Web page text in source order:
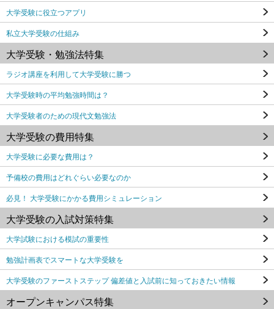
大学受験に役立つアプリ
私立大学受験の仕組み
大学受験・勉強法特集
ラジオ講座を利用して大学受験に勝つ
大学受験時の平均勉強時間は？
大学受験者のための現代文勉強法
大学受験の費用特集
大学受験に必要な費用は？
予備校の費用はどれぐらい必要なのか
必見！ 大学受験にかかる費用シミュレーション
大学受験の入試対策特集
大学試験における模試の重要性
勉強計画表でスマートな大学受験を
大学受験のファーストステップ 偏差値と入試前に知っておきたい情報
オープンキャンパス特集